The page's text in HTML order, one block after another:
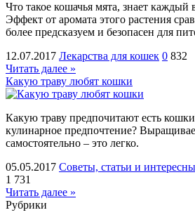
Что такое кошачья мята, знает каждый
Эффект от аромата этого растения
более предсказуем и безопасен для
12.07.2017 Лекарства для кошек 0 832
Читать далее »
Какую траву любят кошки
Какую траву предпочитают есть
кулинарное предпочтение?
самостоятельно – это легко.
05.05.2017 Советы, статьи и
1 731
Читать далее »
Рубрики